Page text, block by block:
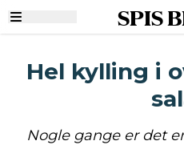
SPIS
Hel kylling i
Nogle gange er det